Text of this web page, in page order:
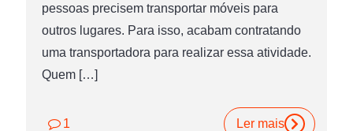
pessoas precisem transportar móveis para
outros lugares. Para isso, acabam contratando
uma transportadora para realizar essa atividade.
Quem […]
1 Ler mais